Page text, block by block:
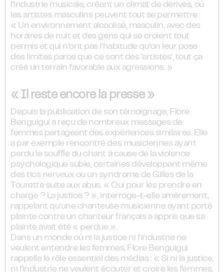
l’industrie musicale, créant un climat de dérives, où
les artistes masculins peuvent tout se permettre :
« Un environnement alcoolisé, masculin, avec des
horaires de nuit et des gens qui se croient tout
permis et qui n’ont pas l’habitude qu’on leur pose
des limites parce que ce sont des ‘artistes’, tout ça
créé un terrain favorable aux agressions. »
« Il reste encore la presse »
Depuis la publication de son témoignage, Flore
Benguigui a reçu de nombreux messages de
femmes partageant des expériences similaires. Elle
a par exemple rencontré des musiciennes ayant
perdu le souffle du chant à cause de la violence
psychologique subie, certaines développant même
des tics nerveux ou un syndrome de Gilles de la
Tourette suite aux abus. « Qui pour les prendre en
charge ? La justice ? », interroge-t-elle amèrement,
rappelant qu’une chanteuse musicienne ayant porté
plainte contre un chanteur français a appris que sa
plainte avait été « perdue ».
Dans un monde où ni la justice ni l’industrie ne
veulent entendre les femmes, Flore Benguigui
rappelle le rôle essentiel des médias : « Si ni la justice,
ni l’industrie ne veulent écouter et croire les femmes,